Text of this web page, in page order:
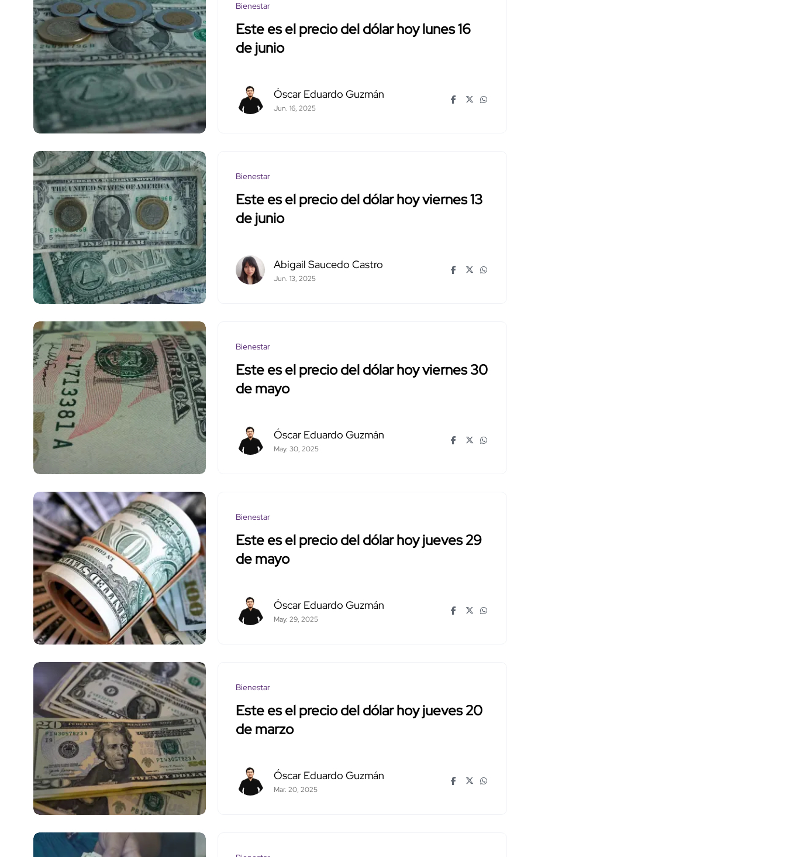
Bienestar
Este es el precio del dólar hoy lunes 16
de junio
Óscar Eduardo Guzmán
Jun. 16, 2025
Bienestar
Este es el precio del dólar hoy viernes 13
de junio
Abigail Saucedo Castro
Jun. 13, 2025
Bienestar
Este es el precio del dólar hoy viernes 30
de mayo
Óscar Eduardo Guzmán
May. 30, 2025
Bienestar
Este es el precio del dólar hoy jueves 29
de mayo
Óscar Eduardo Guzmán
May. 29, 2025
Bienestar
Este es el precio del dólar hoy jueves 20
de marzo
Óscar Eduardo Guzmán
Mar. 20, 2025